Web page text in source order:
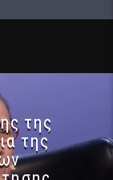
της
της